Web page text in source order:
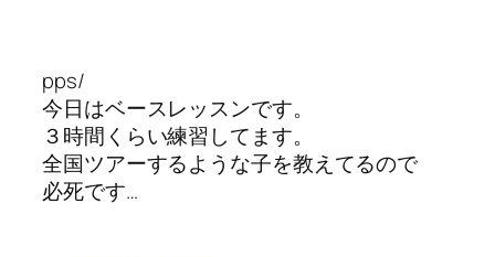
pps/
今日はベースレッスンです。
３時間くらい練習してます。
全国ツアーするような子を教えてるので
必死です…